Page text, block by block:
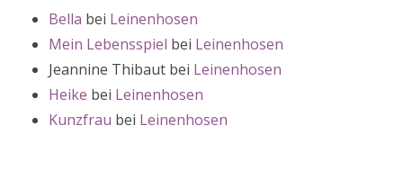
Bella bei Leinenhosen
Mein Lebensspiel bei Leinenhosen
Jeannine Thibaut bei Leinenhosen
Heike bei Leinenhosen
Kunzfrau bei Leinenhosen